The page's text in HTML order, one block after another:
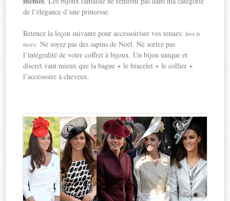
de l’élégance d’une princesse.
Retenez la leçon suivante pour accessoiriser vos tenues:less is
more. Ne soyez pas des sapins de Noël. Ne sortez pas
l’intégralité de votre coffret à bijoux. Un bijou unique et
discret vaut mieux que la bague + le bracelet + le collier +
l’accessoire à cheveux.